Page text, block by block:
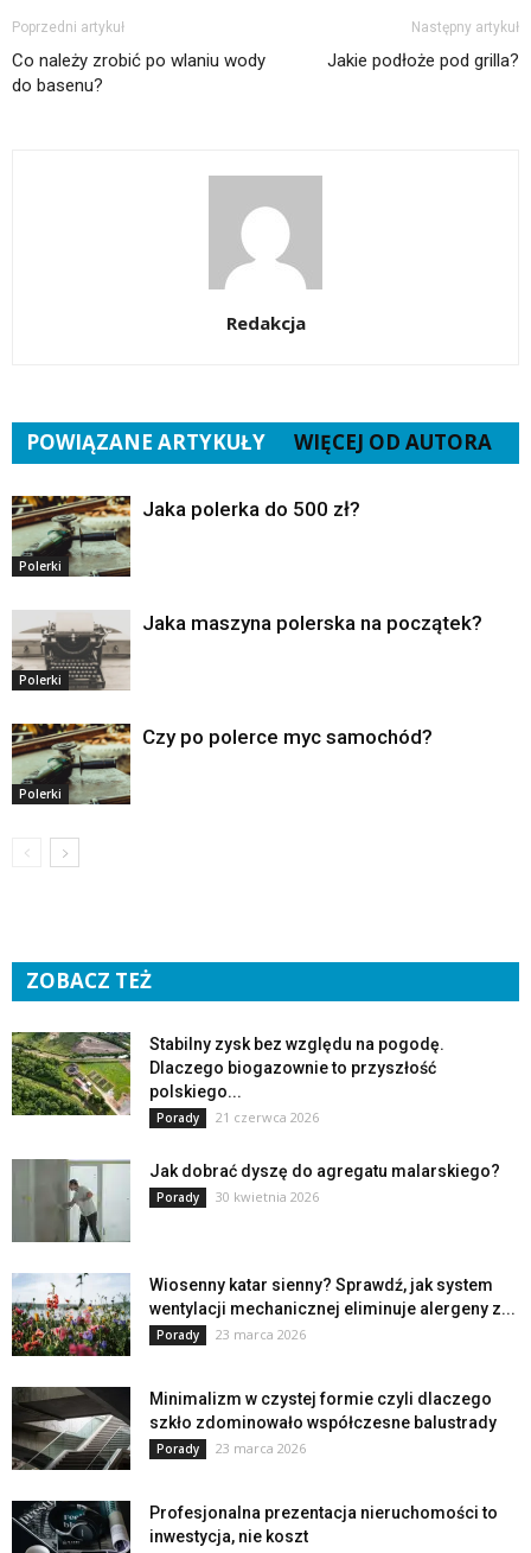
Poprzedni artykuł
Co należy zrobić po wlaniu wody
do basenu?
Następny artykuł
Jakie podłoże pod grilla?
Redakcja
POWIĄZANE ARTYKUŁY WIĘCEJ OD AUTORA
Polerki
Jaka polerka do 500 zł?
Polerki
Jaka maszyna polerska na początek?
Polerki
Czy po polerce myc samochód?
ZOBACZ TEŻ
Stabilny zysk bez względu na pogodę.
Dlaczego biogazownie to przyszłość
polskiego...
Porady 21 czerwca 2026
Jak dobrać dyszę do agregatu malarskiego?
Porady 30 kwietnia 2026
Wiosenny katar sienny? Sprawdź, jak system
wentylacji mechanicznej eliminuje alergeny z...
Porady 23 marca 2026
Minimalizm w czystej formie czyli dlaczego
szkło zdominowało współczesne balustrady
Porady 23 marca 2026
Profesjonalna prezentacja nieruchomości to
inwestycja, nie koszt